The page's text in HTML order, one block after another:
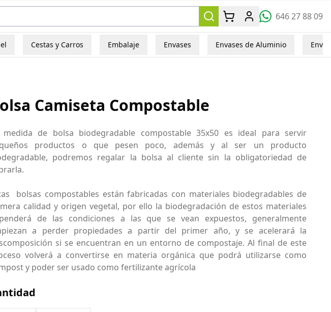
646 27 88 09
Cestas y Carros Embalaje Envases Envases de Aluminio
Camiseta Compostable
medida de bolsa biodegradable compostable 35x50 es ideal para servir
productos o que pesen poco, además y al ser un producto
podremos regalar la bolsa al cliente sin la obligatoriedad de
bolsas compostables están fabricadas con materiales biodegradables de
calidad y origen vegetal, por ello la biodegradación de estos materiales
de las condiciones a las que se vean expuestos, generalmente
a perder propiedades a partir del primer año, y se acelerará la
si se encuentran en un entorno de compostaje. Al final de este
volverá a convertirse en materia orgánica que podrá utilizarse como
y poder ser usado como fertilizante agrícola